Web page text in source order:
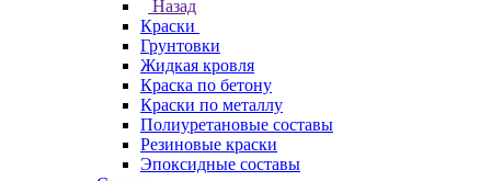
Назад
Краски
Грунтовки
Жидкая кровля
Краска по бетону
Краски по металлу
Полиуретановые составы
Резиновые краски
Эпоксидные составы